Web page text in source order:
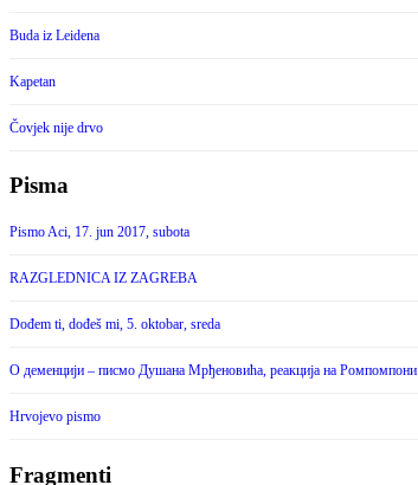
Buda iz Leidena
Kapetan
Čovjek nije drvo
Pisma
Pismo Aci, 17. jun 2017, subota
RAZGLEDNICA IZ ZAGREBA
Dođem ti, dođeš mi, 5. oktobar, sreda
О деменцији – писмо Душана Мрђеновића, реакција на Ромпомпони
Hrvojevo pismo
Fragmenti